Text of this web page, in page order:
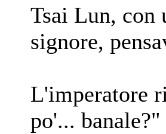
Tsai Lun, con
signore,
L'imperatore
po'... banale?"